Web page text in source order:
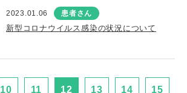
2023.01.06 患者さん
新型コロナウイルス感染の状況について
10 11 12 13 14 15